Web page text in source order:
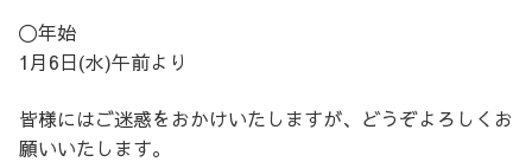
〇年始
1月6日(水)午前より
皆様にはご迷惑をおかけいたしますが、どうぞよろしくお
願いいたします。